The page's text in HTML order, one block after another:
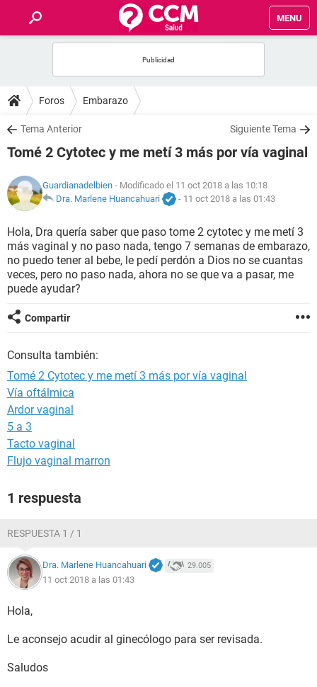
MENU
FOROS
SALUD
NUTRICIÓN
BIENESTAR
SEXUALIDAD
GLOSARIO
Foros Embarazo
Tema Anterior Siguiente Tema
Tomé 2 Cytotec y me metí 3 más por vía vaginal
Guardianadelbien - Modificado el 11 oct 2018 a las 10:18
Dra. Marlene Huancahuari
- 11 oct 2018 a las 01:43
Hola, Dra quería saber que paso tome 2 cytotec y me metí 3
más vaginal y no paso nada, tengo 7 semanas de embarazo,
no puedo tener al bebe, le pedí perdón a Dios no se cuantas
veces, pero no paso nada, ahora no se que va a pasar, me
puede ayudar?
Compartir
Consulta también:
Tomé 2 Cytotec y me metí 3 más por vía vaginal
Vía oftálmica
Ardor vaginal
5 a 3
Tacto vaginal
Flujo vaginal marron
1 respuesta
RESPUESTA 1 / 1
Dra. Marlene Huancahuari 29.005
11 oct 2018 a las 01:43
Hola,
Le aconsejo acudir al ginecólogo para ser revisada.
Saludos